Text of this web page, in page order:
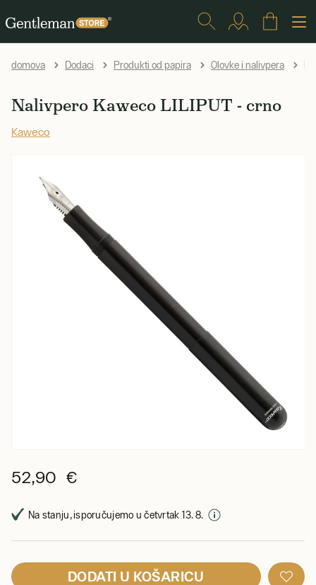
domova Dodaci Produkti od papira Olovke i nalivpera
Nalivpero Kaweco LILIPUT - crno
Kaweco
52,90 €
Na stanju, isporučujemo u četvrtak 13. 8.
DODATI U KOŠARICU